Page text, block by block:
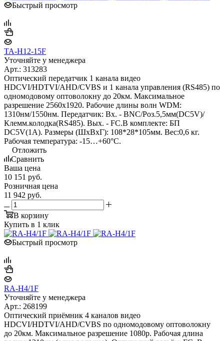
Быстрый просмотр
TA-H12-15F
Уточняйте у менеджера
Арт.: 313283
Оптический передатчик 1 канала видео
HDCVI/HDTVI/AHD/CVBS и 1 канала управления (RS485) по
одномодовому оптоволокну до 20км. Максимальное
разрешение 2560x1920. Рабочие длины волн WDM:
1310нм/1550нм. Передатчик: Вх. - BNC/Роз.5,5мм(DC5V)/
Клемм.колодка(RS485). Вых. - FC.В комплекте: БП
DC5V(1A). Размеры (ШxВxГ): 108*28*105мм. Вес:0,6 кг.
Рабочая температура: -15…+60°С.
Отложить
Сравнить
Ваша цена
10 151 руб.
Розничная цена
11 942 руб.
В корзину
Купить в 1 клик
Быстрый просмотр
RA-H4/1F
Уточняйте у менеджера
Арт.: 268199
Оптический приёмник 4 каналов видео
HDCVI/HDTVI/AHD/CVBS по одномодовому оптоволокну
до 20км. Максимальное разрешение 1080p. Рабочая длина